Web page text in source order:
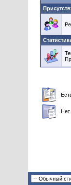
Нет